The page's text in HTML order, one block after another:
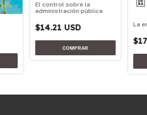
El control sobre la
administración pública
$14.21 USD La